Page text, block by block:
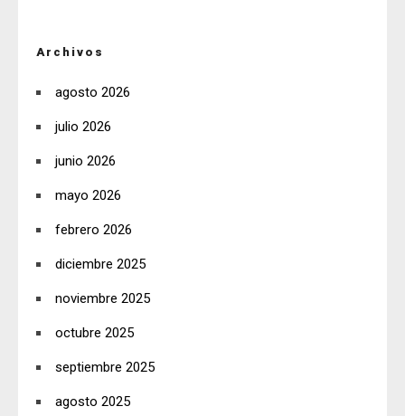
Archivos
agosto 2026
julio 2026
junio 2026
mayo 2026
febrero 2026
diciembre 2025
noviembre 2025
octubre 2025
septiembre 2025
agosto 2025